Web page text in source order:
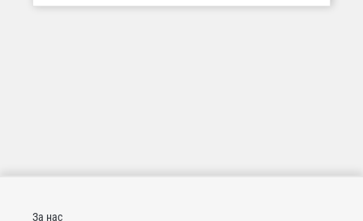
За нас